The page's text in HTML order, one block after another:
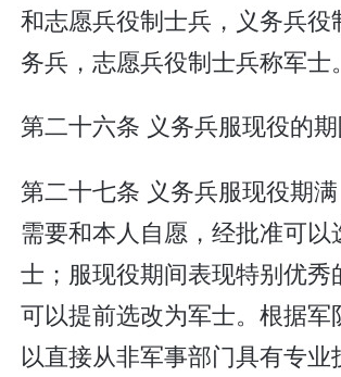
和志愿兵役制士兵，义务兵役
务兵，志愿兵役制士兵称军士。
第二十六条 义务兵服现役的期
第二十七条 义务兵服现役期
需要和本人自愿，经批准可以
士；服现役期间表现特别优秀
可以提前选改为军士。根据军
以直接从非军事部门具有专业